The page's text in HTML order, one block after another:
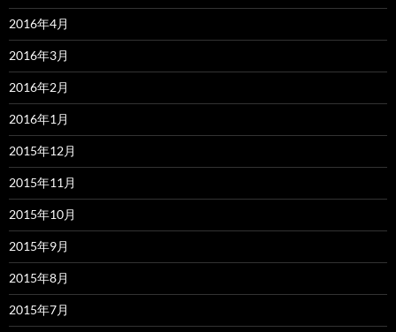
2016年4月
2016年3月
2016年2月
2016年1月
2015年12月
2015年11月
2015年10月
2015年9月
2015年8月
2015年7月